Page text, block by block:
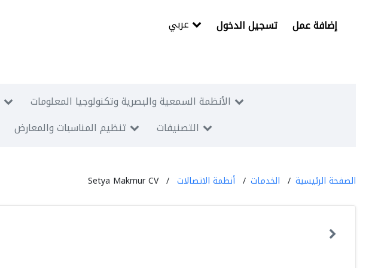
تسجيل الدخول إضافة عمل
الأنظمة السمعية والبصرية وتكنولوجيا المعلومات
تنظيم المناسبات والمعارض التصنيفات
الصفحة الرئيسية الخدمات أنظمة الاتصالات Setya Makmur CV